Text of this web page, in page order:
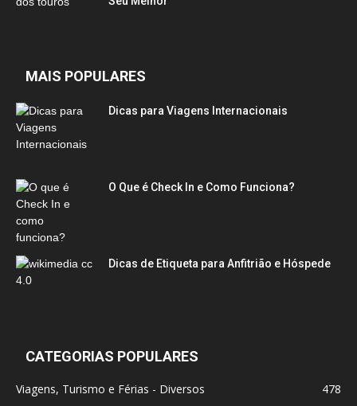
MAIS POPULARES
Dicas para Viagens Internacionais
O Que é Check In e Como Funciona?
Dicas de Etiqueta para Anfitrião e Hóspede
CATEGORIAS POPULARES
Viagens, Turismo e Férias - Diversos
478